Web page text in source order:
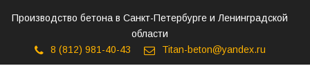
Производство бетона в Санкт-Петербурге и Ленинградской
области
8 (812) 981-40-43
Titan-beton@yandex.ru